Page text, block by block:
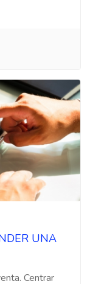
UNA
Centrar